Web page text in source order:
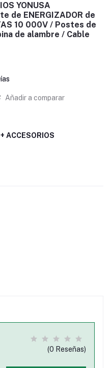
YONUSA
de ENERGIZADOR de
10 000V / Postes de
de alambre / Cable
Añadir a comparar
ACCESORIOS
(0 Reseñas)